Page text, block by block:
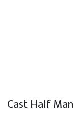
Cast Half Man